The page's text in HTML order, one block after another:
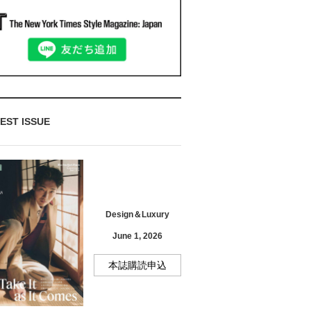
ISSUE
Design＆Luxury
June 1, 2026
本誌購読申込